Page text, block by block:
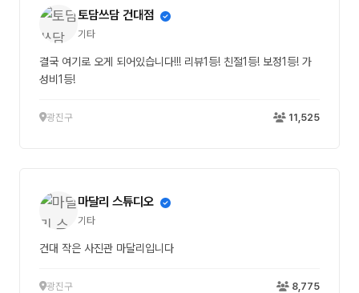
토담쓰담 건대점
기타
결국 여기로 오게 되어있습니다!!! 리뷰1등! 친절1등! 보정1등! 가
성비1등!
광진구 11,525
마달리 스튜디오
기타
건대 작은 사진관 마달리입니다
광진구 8,775